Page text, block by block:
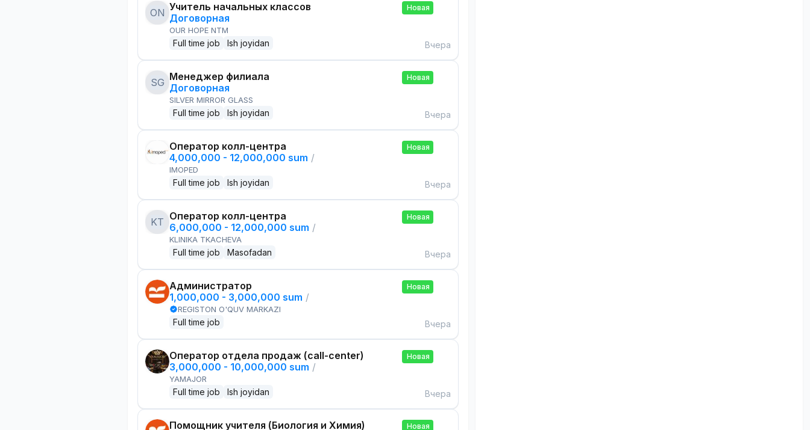
ON Учитель начальных классов
Договорная
OUR HOPE NTM
Full time job Ish joyidan
Новая
Вчера
SG Менеджер филиала
Договорная
SILVER MIRROR GLASS
Full time job Ish joyidan
Новая
Вчера
Оператор колл-центра
4,000,000 - 12,000,000 sum /
IMOPED
Full time job Ish joyidan
Новая
Вчера
KT Оператор колл-центра
6,000,000 - 12,000,000 sum /
KLINIKA TKACHEVA
Full time job Masofadan
Новая
Вчера
Администратор
1,000,000 - 3,000,000 sum /
REGISTON O'QUV MARKAZI
Full time job
Новая
Вчера
Оператор отдела продаж (call-center)
3,000,000 - 10,000,000 sum /
YAMAJOR
Full time job Ish joyidan
Новая
Вчера
Помощник учителя (Биология и Химия) Новая